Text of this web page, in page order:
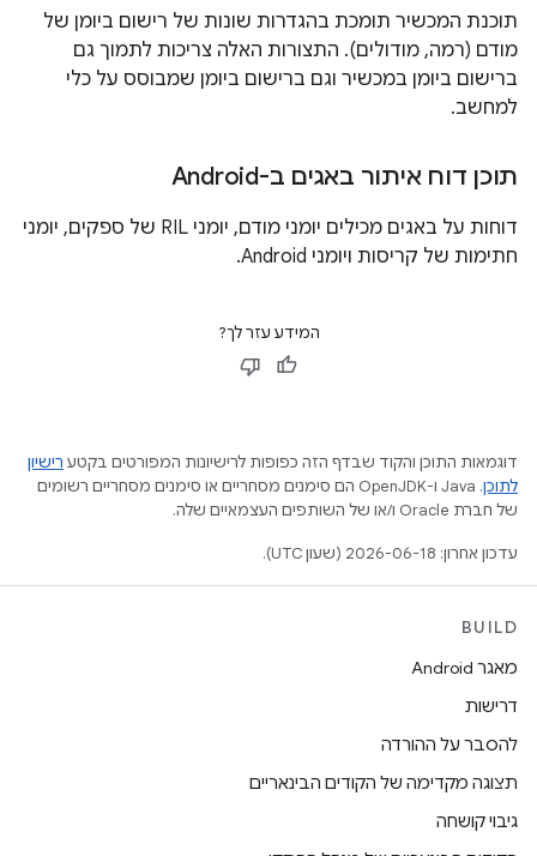
תוכנת המכשיר תומכת בהגדרות שונות של רישום ביומן של
מודם (רמה, מודולים). התצורות האלה צריכות לתמוך גם
ברישום ביומן במכשיר וגם ברישום ביומן שמבוסס על כלי
למחשב.
תוכן דוח איתור באגים ב-Android
דוחות על באגים מכילים יומני מודם, יומני RIL של ספקים, יומני
חתימות של קריסות ויומני Android.
המידע עזר לך?
דוגמאות התוכן והקוד שבדף הזה כפופות לרישיונות המפורטים בקטע רישיון
לתוכן
.‏ Java ו-OpenJDK הם סימנים מסחריים או סימנים מסחריים רשומים
של חברת Oracle ו/או של השותפים העצמאיים שלה.
עדכון אחרון: 2026-06-18 (שעון UTC).
BUILD
מאגר Android
דרישות
להסבר על ההורדה
תצוגה מקדימה של הקודים הבינאריים
גיבוי קושחה